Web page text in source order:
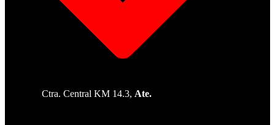
Ctra. Central KM 14.3, Ate.